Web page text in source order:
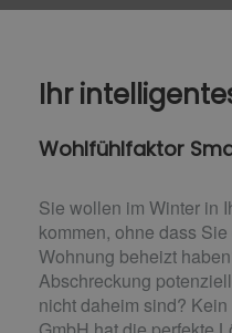
Ihr
Wohlfühlfaktor
Sie wollen im Winter in
kommen, ohne dass
Wohnung beheizt
Abschreckung
nicht daheim sind?